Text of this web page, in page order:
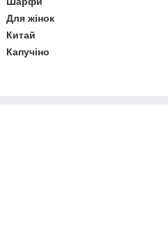
Для жінок
Китай
Капучіно